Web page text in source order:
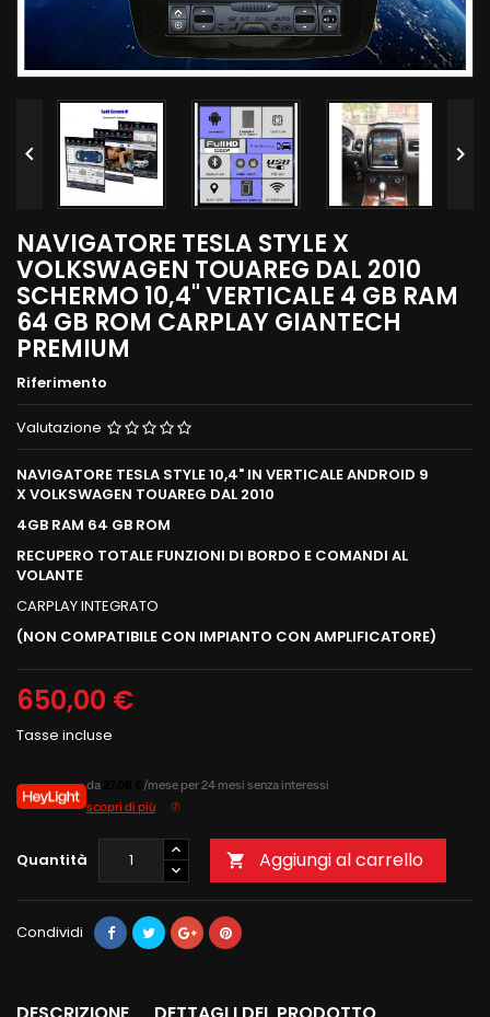
 
NAVIGATORE TESLA STYLE X
VOLKSWAGEN TOUAREG DAL 2010
SCHERMO 10,4" VERTICALE 4 GB RAM
64 GB ROM CARPLAY GIANTECH
PREMIUM
Riferimento
Valutazione
NAVIGATORE TESLA STYLE 10,4" IN VERTICALE ANDROID 9
X VOLKSWAGEN TOUAREG DAL 2010
4GB RAM 64 GB ROM
RECUPERO TOTALE FUNZIONI DI BORDO E COMANDI AL
VOLANTE
CARPLAY INTEGRATO
(NON COMPATIBILE CON IMPIANTO CON AMPLIFICATORE)
650,00 €
Tasse incluse
da
/mese per 24 mesi senza interessi
scopri di più
Quantità  Aggiungi al carrello
Condividi